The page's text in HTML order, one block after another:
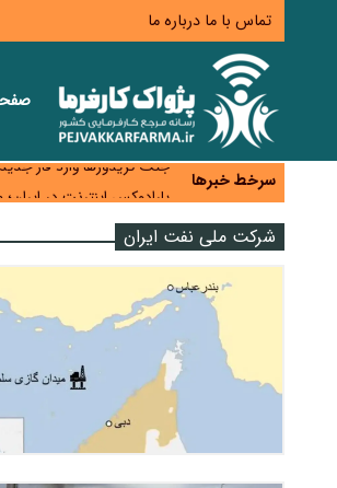
تماس با ما درباره ما
سرخط خبرها
زائران اربعین نگران ارز
جنگ کریدورها وارد فاز جدید شد؛ سرمایه‌گذاری
پارادوکس اینترنت در
تأمین سرمایه در گردش
معمای تأمین ۸۰ همت معوقات بازنشستگان؛ بانک رفاه وارد میدان شد
شرکت ملی نفت ایران